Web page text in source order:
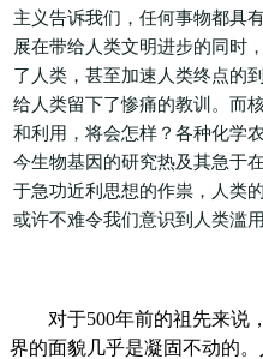
主义告诉我们，任何事物都具
展在带给人类文明进步的同时
了人类，甚至加速人类终点的
给人类留下了惨痛的教训。而
和利用，将会怎样？各种化学
今生物基因的研究热及其急于
于急功近利思想的作祟，人类
或许不难令我们意识到人类滥
对于500年前的祖先来说，
界的面貌几乎是凝固不动的